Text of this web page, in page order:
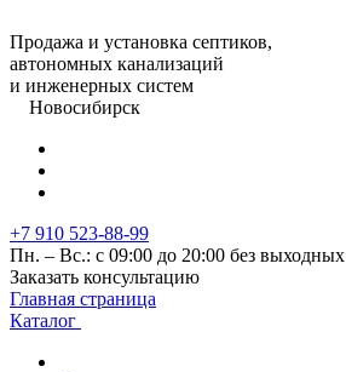
Продажа и установка септиков,
автономных канализаций
и инженерных систем
Новосибирск
+7 910 523-88-99
Пн. – Вс.: с 09:00 до 20:00 без выходных
Заказать консультацию
Главная страница
Каталог